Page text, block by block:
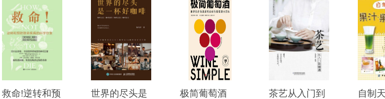
此外，他还担任日本酒、香槟酒学校讲师。
救命!逆转和预
世界的尽头是
极简葡萄酒
茶艺从入门到
自制